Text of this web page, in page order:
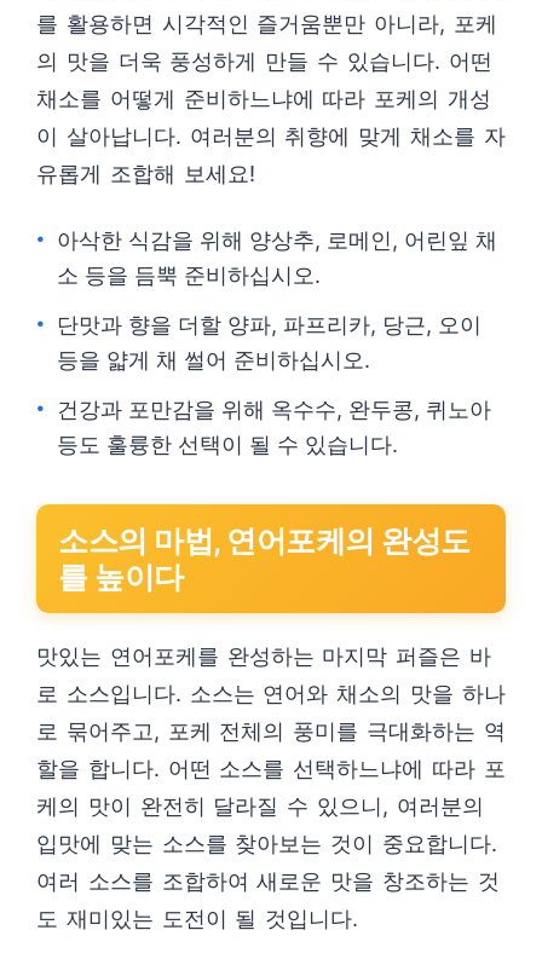
를 활용하면 시각적인 즐거움뿐만 아니라, 포케
의 맛을 더욱 풍성하게 만들 수 있습니다. 어떤
채소를 어떻게 준비하느냐에 따라 포케의 개성
이 살아납니다. 여러분의 취향에 맞게 채소를 자
유롭게 조합해 보세요!
아삭한 식감을 위해 양상추, 로메인, 어린잎 채
소 등을 듬뿍 준비하십시오.
단맛과 향을 더할 양파, 파프리카, 당근, 오이
등을 얇게 채 썰어 준비하십시오.
건강과 포만감을 위해 옥수수, 완두콩, 퀴노아
등도 훌륭한 선택이 될 수 있습니다.
소스의 마법, 연어포케의 완성도
를 높이다
맛있는 연어포케를 완성하는 마지막 퍼즐은 바
로 소스입니다. 소스는 연어와 채소의 맛을 하나
로 묶어주고, 포케 전체의 풍미를 극대화하는 역
할을 합니다. 어떤 소스를 선택하느냐에 따라 포
케의 맛이 완전히 달라질 수 있으니, 여러분의
입맛에 맞는 소스를 찾아보는 것이 중요합니다.
여러 소스를 조합하여 새로운 맛을 창조하는 것
도 재미있는 도전이 될 것입니다.